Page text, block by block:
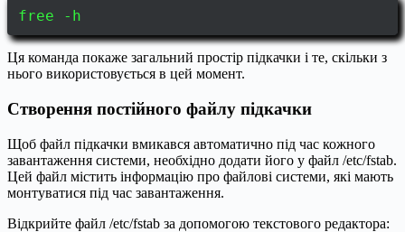
free -h
Ця команда покаже загальний простір підкачки і те, скільки з
нього використовується в цей момент.
Створення постійного файлу підкачки
Щоб файл підкачки вмикався автоматично під час кожного
завантаження системи, необхідно додати його у файл /etc/fstab.
Цей файл містить інформацію про файлові системи, які мають
монтуватися під час завантаження.
Відкрийте файл /etc/fstab за допомогою текстового редактора: